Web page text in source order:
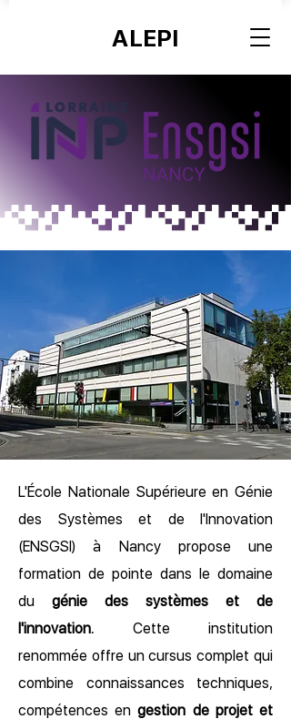
ALEPI
L'École Nationale Supérieure en Génie
des Systèmes et de l'Innovation
(ENSGSI) à Nancy propose une
formation de pointe dans le domaine
du génie des systèmes et de
l'innovation. Cette institution
renommée offre un cursus complet qui
combine connaissances techniques,
compétences engestion de projet et